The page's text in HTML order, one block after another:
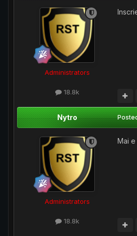
Administrators
18.8k
Nytro
Administrators
18.8k
Mai